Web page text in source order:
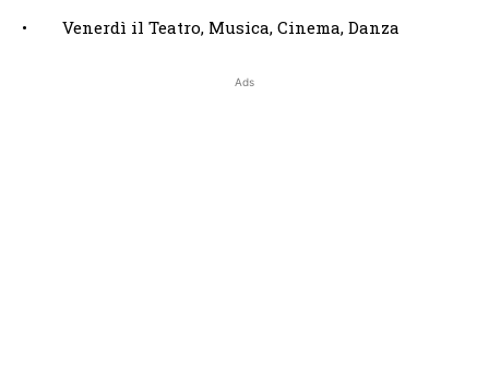
• Venerdì il Teatro, Musica, Cinema, Danza
Ads